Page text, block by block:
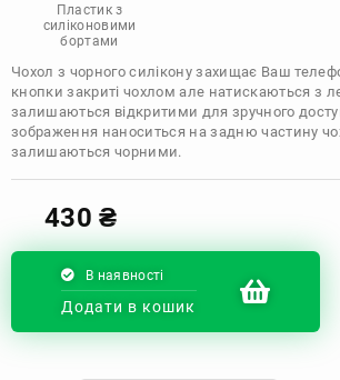
Пластик з
силіконовими
бортами
Чохол з чорного силікону захищає Ваш
кнопки закриті чохлом але натискаються з
залишаються відкритими для зручного
зображення наноситься на задню частину
залишаються чорними.
430₴
В наявності
Додати в кошик